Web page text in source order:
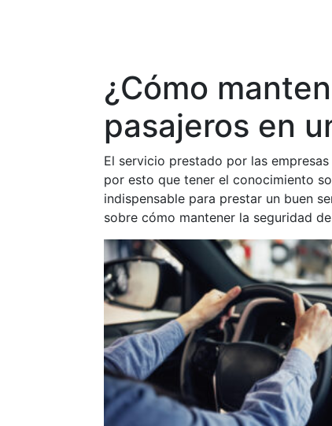
¿Cómo
pasajeros en
El servicio prestado por las
por esto que tener el conocimiento
indispensable para prestar un buen
sobre cómo mantener la seguridad